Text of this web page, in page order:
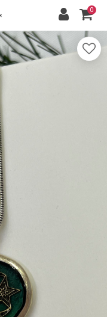
0